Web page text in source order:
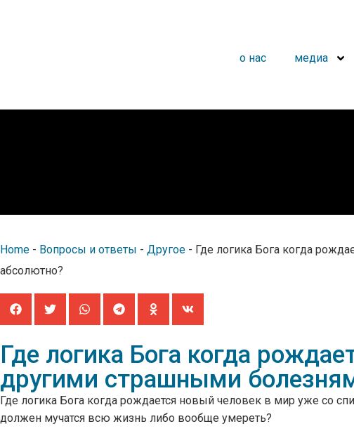
o нас медиа
Home - Вопросы и ответы - Другое - Где логика Бога когда
абсолютно?
Где логика Бога когда
другими страшными
Где логика Бога когда рождается новый человек в мир уже со
должен мучатся всю жизнь либо вообще умереть?